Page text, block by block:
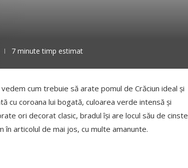
7 minute timp estimat
cum trebuie să arate pomul de Crăciun ideal și
cu coroana lui bogată, culoarea verde intensă și
ori decorat clasic, bradul își are locul său de cinste
în articolul de mai jos, cu multe amanunte.